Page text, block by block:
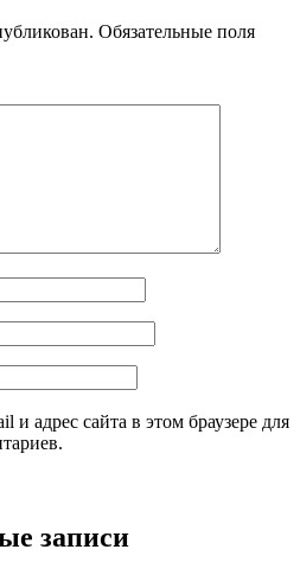
Обязательные поля
и адрес сайта в этом браузере для
записи